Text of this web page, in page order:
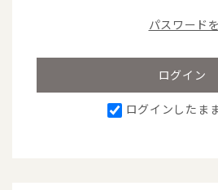
ログインしたま
パスワード